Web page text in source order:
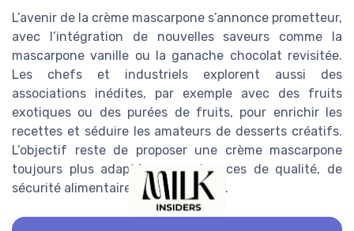
L’avenir de la crème mascarpone s’annonce prometteur,
avec l’intégration de nouvelles saveurs comme la
mascarpone vanille ou la ganache chocolat revisitée.
Les chefs et industriels explorent aussi des
associations inédites, par exemple avec des fruits
exotiques ou des purées de fruits, pour enrichir les
recettes et séduire les amateurs de desserts créatifs.
L’objectif reste de proposer une crème mascarpone
toujours plus adaptée aux exigences de qualité, de
sécurité alimentaire et d’innovation.